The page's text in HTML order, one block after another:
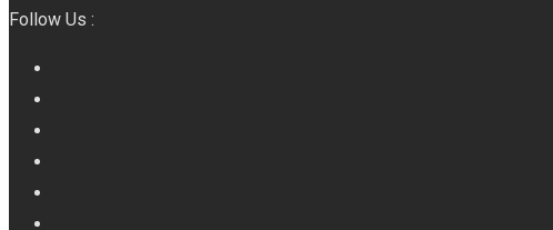
Follow Us :